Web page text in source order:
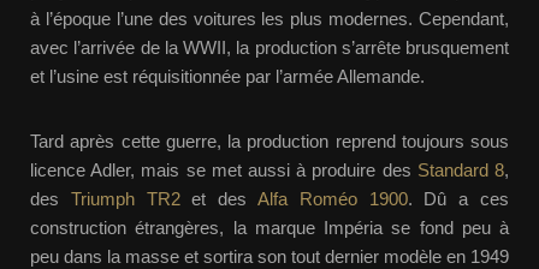
à l’époque l’une des voitures les plus modernes. Cependant,
avec l’arrivée de la WWII, la production s’arrête brusquement
et l’usine est réquisitionnée par l’armée Allemande.
Tard après cette guerre, la production reprend toujours sous
licence Adler, mais se met aussi à produire des Standard 8,
des Triumph TR2et desAlfa Roméo 1900. Dû a ces
construction étrangères, la marque Impéria se fond peu à
peu dans la masse et sortira son tout dernier modèle en 1949